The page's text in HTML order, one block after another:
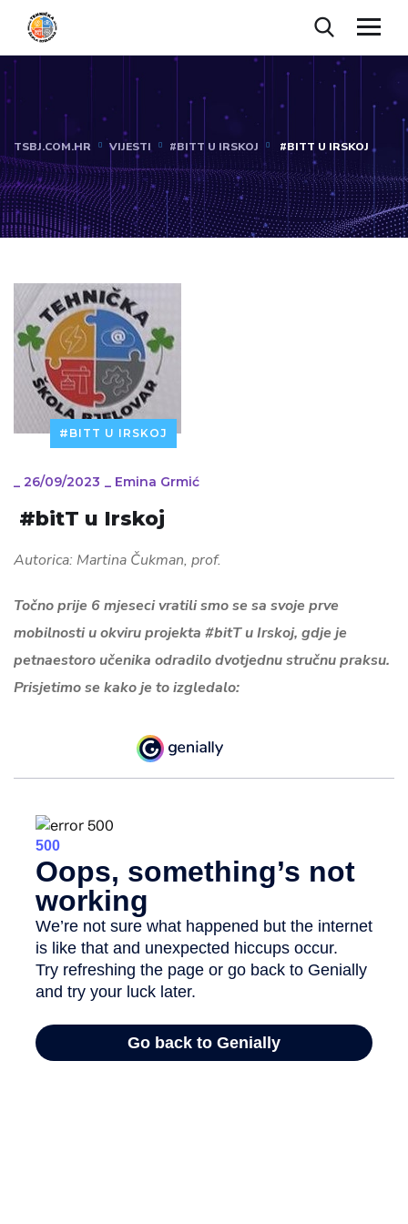
TSBJ.COM.HR VIJESTI #BITT U IRSKOJ #BITT U IRSKOJ
#BITT U IRSKOJ
_ 26/09/2023 _ Emina Grmić
#bitT u Irskoj
Autorica: Martina Čukman, prof.
Točno prije 6 mjeseci vratili smo se sa svoje prve
mobilnosti u okviru projekta #bitT u Irskoj, gdje je
petnaestoro učenika odradilo dvotjednu stručnu praksu.
Prisjetimo se kako je to izgledalo: